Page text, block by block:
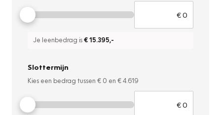
Je leenbedrag is€ 15.395,-
Slottermijn
Kies een bedrag tussen € 0 en € 4.619